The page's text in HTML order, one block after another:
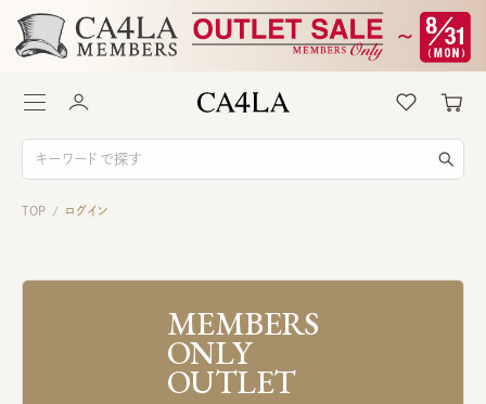
TOP / ログイン
MEMBERS
ONLY
OUTLET